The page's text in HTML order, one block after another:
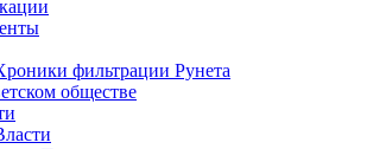
фильтрации Рунета
обществе